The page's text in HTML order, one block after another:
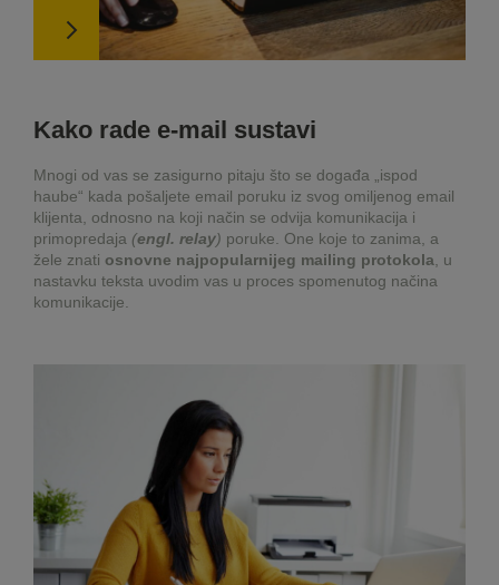
Kako rade e-mail sustavi
Mnogi od vas se zasigurno pitaju što se događa „ispod
haube“ kada pošaljete email poruku iz svog omiljenog email
klijenta, odnosno na koji način se odvija komunikacija i
primopredaja (engl. relay) poruke. One koje to zanima, a
žele znati osnovne najpopularnijeg mailing protokola, u
nastavku teksta uvodim vas u proces spomenutog načina
komunikacije.